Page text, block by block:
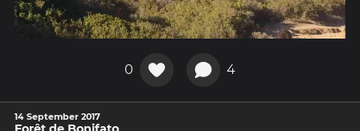
0 4
14 September 2017